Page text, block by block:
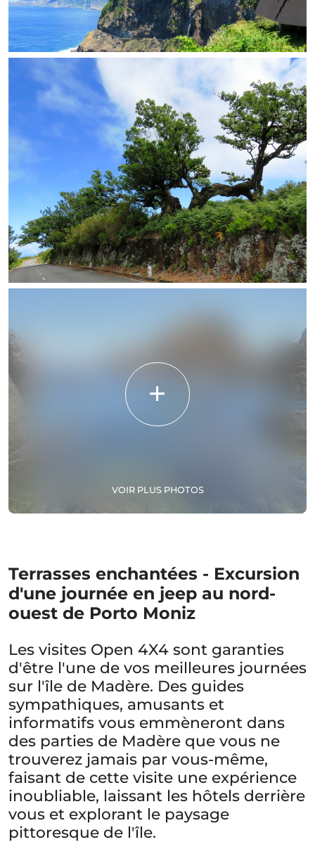
VOIR PLUS PHOTOS
Terrasses enchantées - Excursion
d'une journée en jeep au nord-
ouest de Porto Moniz
Les visites Open 4X4 sont garanties
d'être l'une de vos meilleures journées
sur l'île de Madère. Des guides
sympathiques, amusants et
informatifs vous emmèneront dans
des parties de Madère que vous ne
trouverez jamais par vous-même,
faisant de cette visite une expérience
inoubliable, laissant les hôtels derrière
vous et explorant le paysage
pittoresque de l'île.